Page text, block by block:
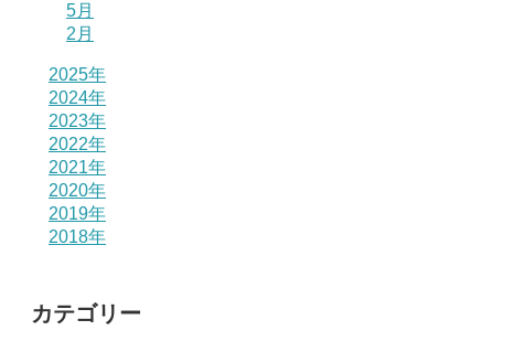
5月
2月
2025年
2024年
2023年
2022年
2021年
2020年
2019年
2018年
カテゴリー